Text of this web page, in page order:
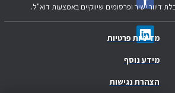
מדיניות פרטיות
מידע נוסף
הצהרת נגישות
ישיר ופרסומים שיווקיים באמצעות דוא"ל.